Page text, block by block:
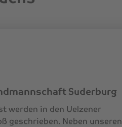
Suderburg
werden in den Uelzener
geschrieben. Neben unseren